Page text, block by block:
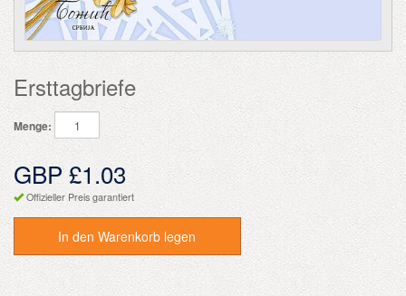
Ersttagbriefe
Menge:
GBP £1.03
Offizieller Preis garantiert
In den Warenkorb legen